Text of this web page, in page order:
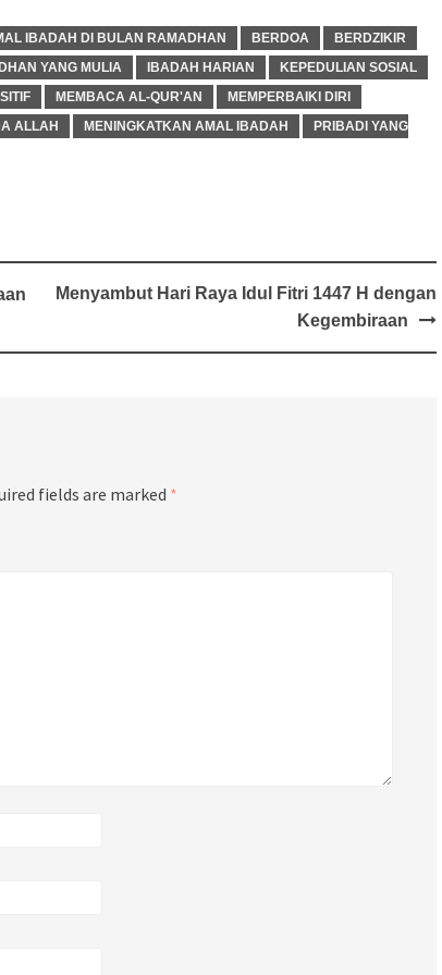
IBADAH DI BULAN RAMADHAN BERDOA
BERDZIKIR
YANG MULIA IBADAH HARIAN
KEPEDULIAN SOSIAL
MEMBACA AL-QUR'AN
MEMPERBAIKI DIRI
ALLAH MENINGKATKAN AMAL IBADAH
PRIBADI YANG
Menyambut Hari Raya Idul Fitri 1447 H dengan
Kegembiraan
fields are marked *